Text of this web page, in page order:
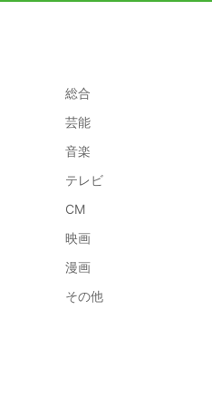
総合
芸能
音楽
テレビ
CM
映画
漫画
その他